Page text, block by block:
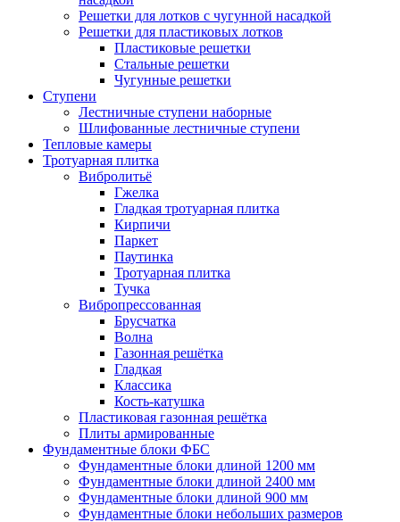
Решетки для лотков с чугунной насадкой
Решетки для пластиковых лотков
Пластиковые решетки
Стальные решетки
Чугунные решетки
Ступени
Лестничные ступени наборные
Шлифованные лестничные ступени
Тепловые камеры
Тротуарная плитка
Вибролитьё
Гжелка
Гладкая тротуарная плитка
Кирпичи
Паркет
Паутинка
Тротуарная плитка
Тучка
Вибропрессованная
Брусчатка
Волна
Газонная решётка
Гладкая
Классика
Кость-катушка
Пластиковая газонная решётка
Плиты армированные
Фундаментные блоки ФБС
Фундаментные блоки длиной 1200 мм
Фундаментные блоки длиной 2400 мм
Фундаментные блоки длиной 900 мм
Фундаментные блоки небольших размеров